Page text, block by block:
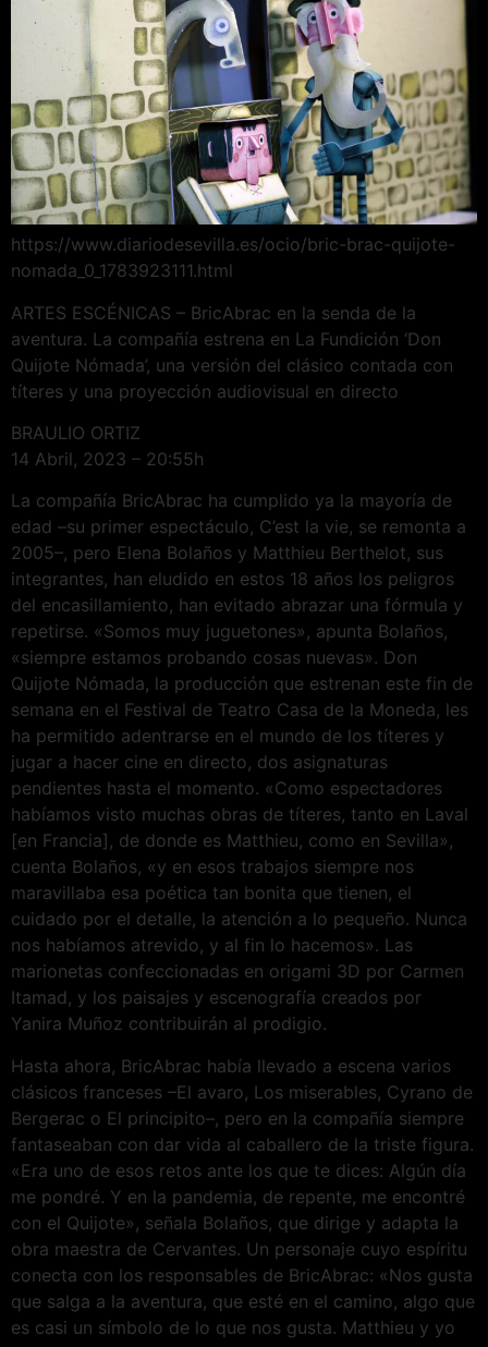
https://www.diariodesevilla.es/ocio/bric-brac-quijote-
nomada_0_1783923111.html
ARTES ESCÉNICAS – BricAbrac en la senda de la
aventura. La compañía estrena en La Fundición ‘Don
Quijote Nómada’, una versión del clásico contada con
títeres y una proyección audiovisual en directo
BRAULIO ORTIZ
14 Abril, 2023 – 20:55h
La compañía BricAbrac ha cumplido ya la mayoría de
edad –su primer espectáculo, C’est la vie, se remonta a
2005–, pero Elena Bolaños y Matthieu Berthelot, sus
integrantes, han eludido en estos 18 años los peligros
del encasillamiento, han evitado abrazar una fórmula y
repetirse. «Somos muy juguetones», apunta Bolaños,
«siempre estamos probando cosas nuevas». Don
Quijote Nómada, la producción que estrenan este fin de
semana en el Festival de Teatro Casa de la Moneda, les
ha permitido adentrarse en el mundo de los títeres y
jugar a hacer cine en directo, dos asignaturas
pendientes hasta el momento. «Como espectadores
habíamos visto muchas obras de títeres, tanto en Laval
[en Francia], de donde es Matthieu, como en Sevilla»,
cuenta Bolaños, «y en esos trabajos siempre nos
maravillaba esa poética tan bonita que tienen, el
cuidado por el detalle, la atención a lo pequeño. Nunca
nos habíamos atrevido, y al fin lo hacemos». Las
marionetas confeccionadas en origami 3D por Carmen
Itamad, y los paisajes y escenografía creados por
Yanira Muñoz contribuirán al prodigio.
Hasta ahora, BricAbrac había llevado a escena varios
clásicos franceses –El avaro, Los miserables, Cyrano de
Bergerac o El principito–, pero en la compañía siempre
fantaseaban con dar vida al caballero de la triste figura.
«Era uno de esos retos ante los que te dices: Algún día
me pondré. Y en la pandemia, de repente, me encontré
con el Quijote», señala Bolaños, que dirige y adapta la
obra maestra de Cervantes. Un personaje cuyo espíritu
conecta con los responsables de BricAbrac: «Nos gusta
que salga a la aventura, que esté en el camino, algo que
es casi un símbolo de lo que nos gusta. Matthieu y yo